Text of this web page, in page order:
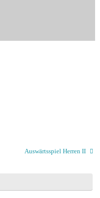
Auswärtsspiel Herren II